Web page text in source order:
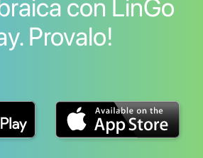
con LinGo
Provalo!